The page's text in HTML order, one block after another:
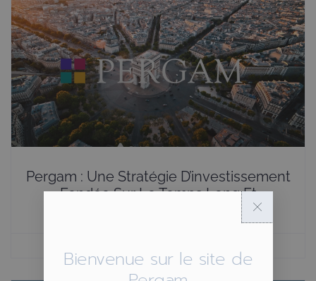
Pergam : Une Stratégie D’investissement
Fondée Sur Le Temps Long Et
Bienvenue sur le site de